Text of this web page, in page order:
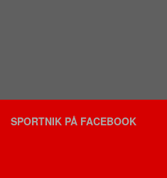
SPORTNIK PÅ FACEBOOK